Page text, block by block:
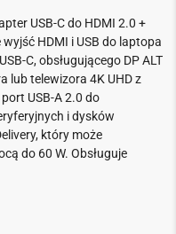
USB-C do HDMI 2.0 +
HDMI i USB do laptopa
C, obsługującego DP ALT
lub telewizora 4K UHD z
USB-A 2.0 do
i dysków
który może
do 60 W. Obsługuje